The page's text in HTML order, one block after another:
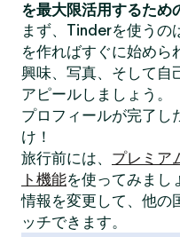
を最大限活用するため
まず、Tinderを使うの
を作ればすぐに始めら
興味、写真、そして自
アピールしましょう。
プロフィールが完了し
け！
旅行前には、 プレミア
ト機能を使ってみまし
情報を変更して、他の
ッチできます。